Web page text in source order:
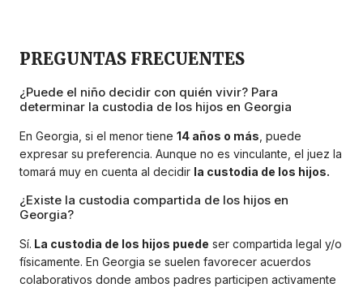
PREGUNTAS FRECUENTES
¿Puede el niño decidir con quién vivir? Para
determinar la custodia de los hijos en Georgia
En Georgia, si el menor tiene 14 años o más , puede
expresar su preferencia. Aunque no es vinculante, el juez la
tomará muy en cuenta al decidir la custodia de los hijos.
¿Existe la custodia compartida de los hijos en
Georgia?
Sí. La custodia de los hijos puede ser compartida legal y/o
físicamente. En Georgia se suelen favorecer acuerdos
colaborativos donde ambos padres participen activamente